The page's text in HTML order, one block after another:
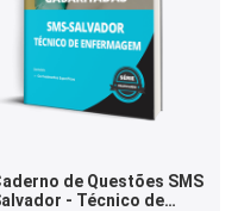
de Questões SMS
- Técnico de